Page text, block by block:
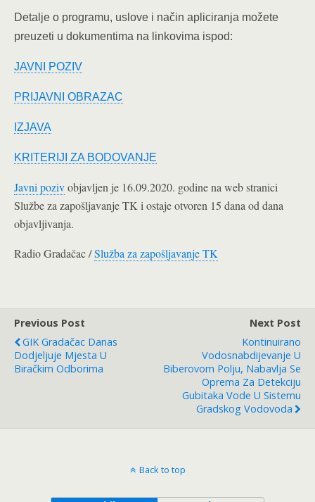
Detalje o programu, uslove i način apliciranja možete
preuzeti u dokumentima na linkovima ispod:
JAVNI POZIV
PRIJAVNI OBRAZAC
IZJAVA
KRITERIJI ZA BODOVANJE
Javni pozivobjavljen je 16.09.2020. godine na web stranici
Službe za zapošljavanje TK i ostaje otvoren 15 dana od dana
objavljivanja.
Radio Gradačac /Služba za zapošljavanje TK
Previous Post
GIK Gradačac Danas
Dodjeljuje Mjesta U
Biračkim Odborima
Next Post
Kontinuirano
Vodosnabdijevanje U
Biberovom Polju, Nabavlja Se
Oprema Za Detekciju
Gubitaka Vode U Sistemu
Gradskog Vodovoda
Back to top